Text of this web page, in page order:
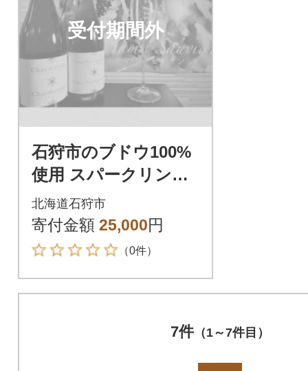
受付期間外
石狩市のブドウ100%
使用 スパークリング
ワイン(ロゼ・白) 2本
セット
北海道石狩市
寄付金額 25,000円
（0件）
7件（1～7件目）